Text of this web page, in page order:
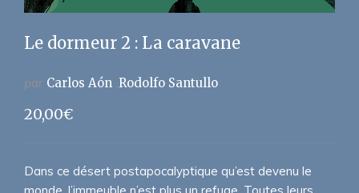
Le dormeur 2 : La caravane
par Carlos Aón Rodolfo Santullo
20,00€
Dans ce désert postapocalyptique qu’est devenu le